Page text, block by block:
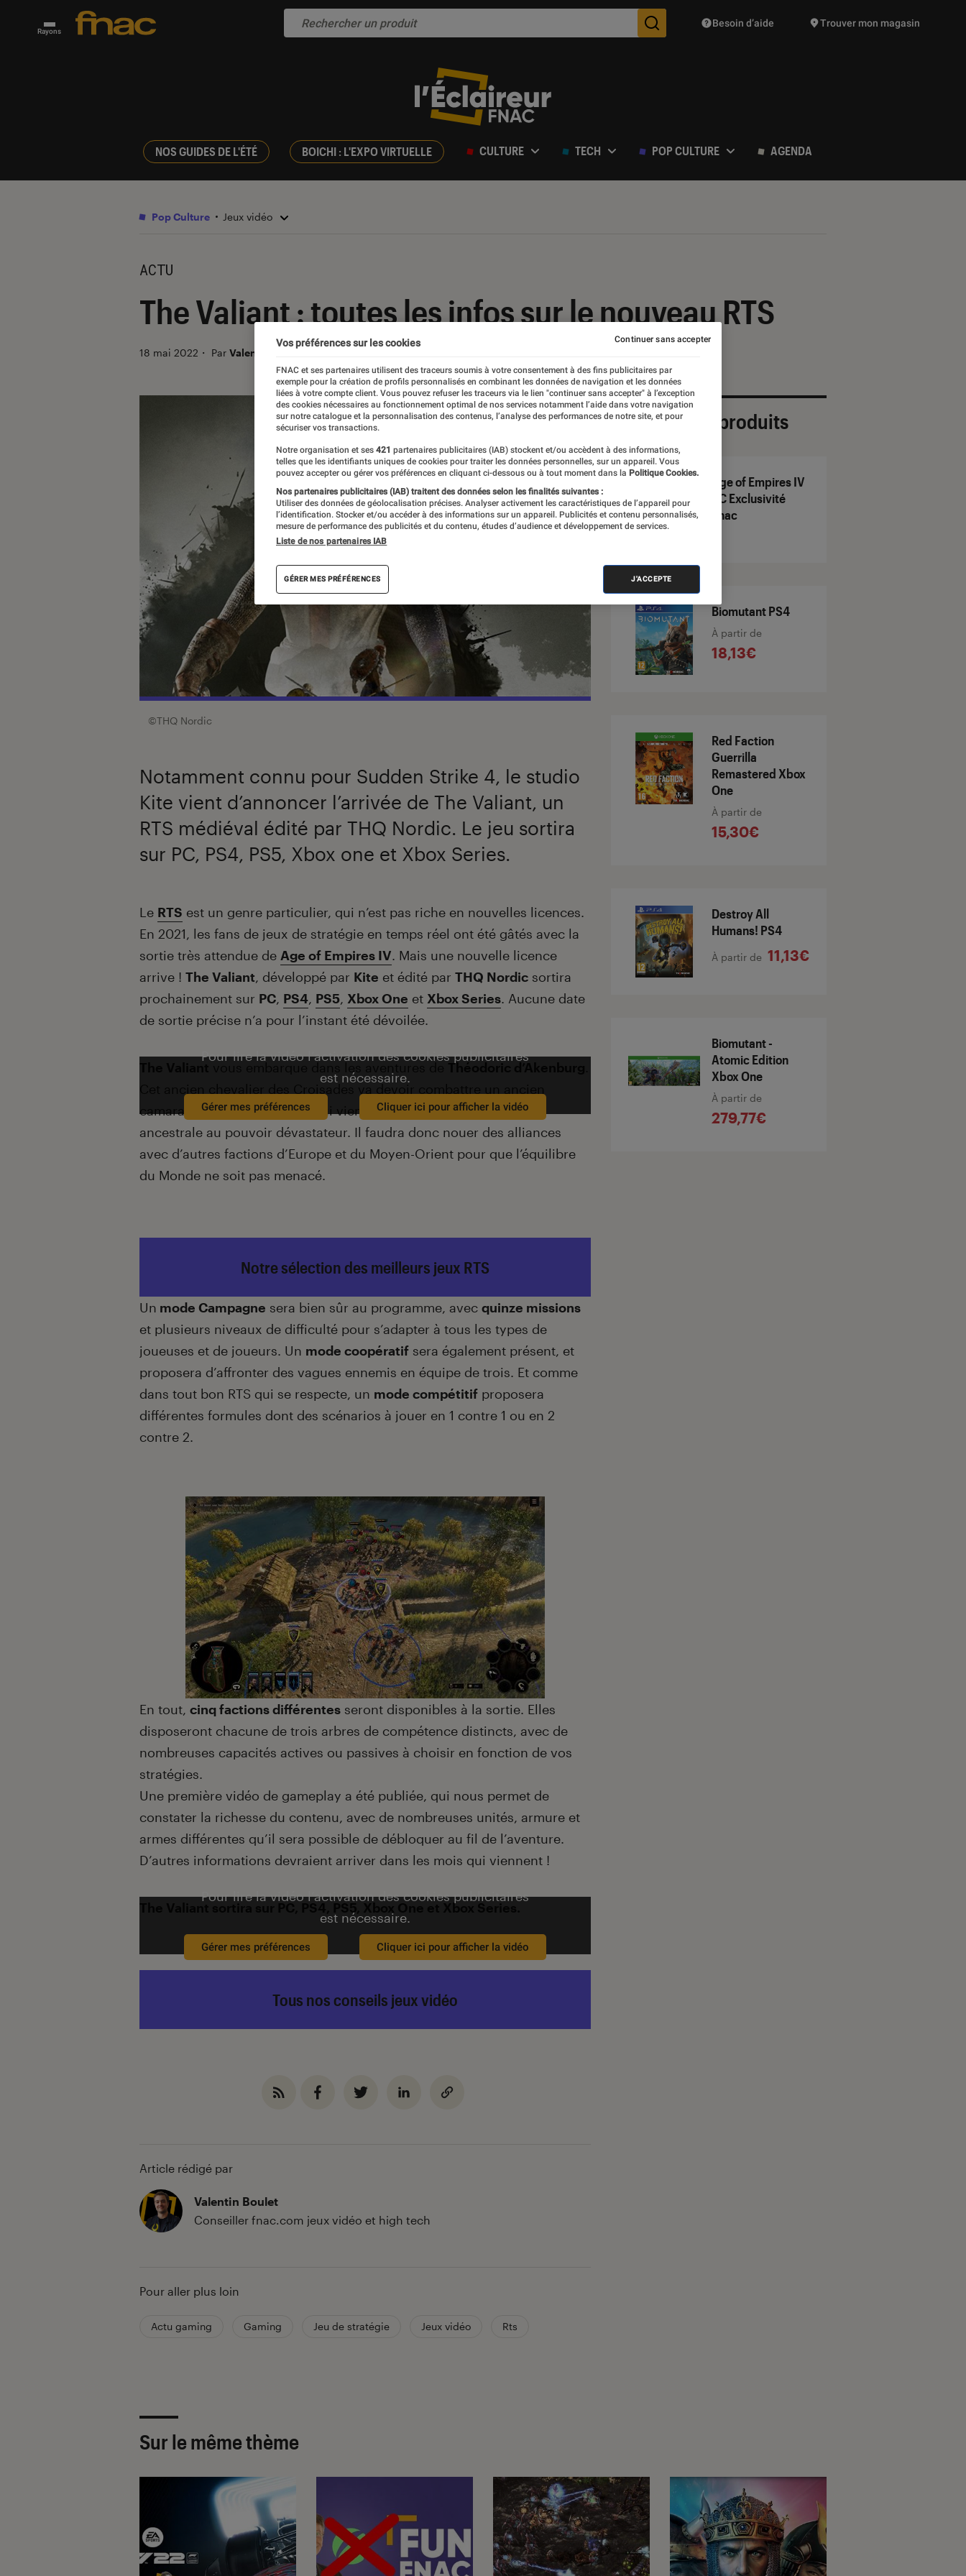
Rayons Des suggestions de produits vont vous être proposées
Besoin d’aide Trouver mon magasin
NOS GUIDES DE L'ÉTÉ BOICHI : L'EXPO VIRTUELLE CULTURE TECH POP CULTURE AGENDA
Pop Culture Jeux vidéo
ACTU
The Valiant : toutes les infos sur le nouveau RTS
18 mai 2022 ・ Par Valentin Boulet
©THQ Nordic
Notamment connu pour Sudden Strike 4, le studio
Kite vient d’annoncer l’arrivée de The Valiant, un
RTS médiéval édité par THQ Nordic. Le jeu sortira
sur PC, PS4, PS5, Xbox one et Xbox Series.
Introduction
Le RTS est un genre particulier, qui n’est pas riche en nouvelles licences.
En 2021, les fans de jeux de stratégie en temps réel ont été gâtés avec la
sortie très attendue de Age of Empires IV. Mais une nouvelle licence
arrive ! The Valiant, développé par Kite et édité par THQ Nordic sortira
prochainement sur PC, PS4, PS5, Xbox One et Xbox Series. Aucune date
de sortie précise n’a pour l’instant été dévoilée.
Pour lire la vidéo l’activation des cookies publicitaires
est nécessaire.
Gérer mes préférences Cliquer ici pour afficher la vidéo
Théodoric d’Akenburg
camarade,Ulrich de Grevel, qui vient de s’emparer d’une relique
ancestrale au pouvoir dévastateur. Il faudra donc nouer des alliances
avec d’autres factions d’Europe et du Moyen-Orient pour que l’équilibre
du Monde ne soit pas menacé.
Notre sélection des meilleurs jeux RTS
Un mode Campagne sera bien sûr au programme, avec quinze missions
et plusieurs niveaux de difficulté pour s’adapter à tous les types de
joueuses et de joueurs. Un mode coopératif sera également présent, et
proposera d’affronter des vagues ennemis en équipe de trois. Et comme
dans tout bon RTS qui se respecte, un mode compétitif proposera
différentes formules dont des scénarios à jouer en 1 contre 1 ou en 2
contre 2.
En tout, cinq factions différentes seront disponibles à la sortie. Elles
disposeront chacune de trois arbres de compétence distincts, avec de
nombreuses capacités actives ou passives à choisir en fonction de vos
stratégies.
Une première vidéo de gameplay a été publiée, qui nous permet de
constater la richesse du contenu, avec de nombreuses unités, armure et
armes différentes qu’il sera possible de débloquer au fil de l’aventure.
D’autres informations devraient arriver dans les mois qui viennent !
Pour lire la vidéo l’activation des cookies publicitaires
est nécessaire.
Gérer mes préférences Cliquer ici pour afficher la vidéo
The Valiant sortira sur PC, PS4, PS5, Xbox One et Xbox Series.
Tous nos conseils jeux vidéo
Article rédigé par
Valentin Boulet
Conseiller fnac.com jeux vidéo et high tech
Pour aller plus loin
Actu gaming Gaming Jeu de stratégie Jeux vidéo Rts
Sélection de produits
Age of Empires IV
PC Exclusivité
Fnac
Biomutant PS4
À partir de
18,13€
Red Faction
Guerrilla
Remastered Xbox
One
À partir de
15,30€
Destroy All
Humans! PS4
À partir de 11,13€
Biomutant -
Atomic Edition
Xbox One
À partir de
279,77€
Sur le même thème
Vos préférences sur les cookies
FNAC et ses partenaires utilisent des traceurs soumis à votre consentement à des fins publicitaires par
exemple pour la création de profils personnalisés en combinant les données de navigation et les données
liées à votre compte client. Vous pouvez refuser les traceurs via le lien "continuer sans accepter" à l’exception
des cookies nécessaires au fonctionnement optimal de nos services notamment l’aide dans votre navigation
sur notre catalogue et la personnalisation des contenus, l’analyse des performances de notre site, et pour
sécuriser vos transactions.
Notre organisation et ses 421 partenaires publicitaires (IAB) stockent et/ou accèdent à des informations,
telles que les identifiants uniques de cookies pour traiter les données personnelles, sur un appareil. Vous
pouvez accepter ou gérer vos préférences en cliquant ci-dessous ou à tout moment dans la Politique Cookies.
Nos partenaires publicitaires (IAB) traitent des données selon les finalités suivantes :
Utiliser des données de géolocalisation précises. Analyser activement les caractéristiques de l’appareil pour
l’identification. Stocker et/ou accéder à des informations sur un appareil. Publicités et contenu personnalisés,
mesure de performance des publicités et du contenu, études d’audience et développement de services.
Liste de nos partenaires IAB
GÉRER MES PRÉFÉRENCES J'ACCEPTE
Continuer sans accepter